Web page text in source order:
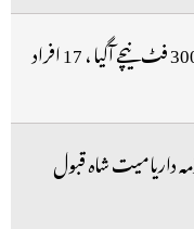
ایئر انڈیا کا طیارہ ہوا میں اچانک 300 فٹ نیچے آگیا ، 17 افراد
داریامیت شاہ قبول